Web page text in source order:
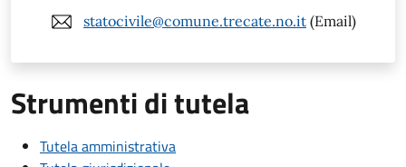
statocivile@comune.trecate.no.it (Email)
Strumenti di tutela
Tutela amministrativa